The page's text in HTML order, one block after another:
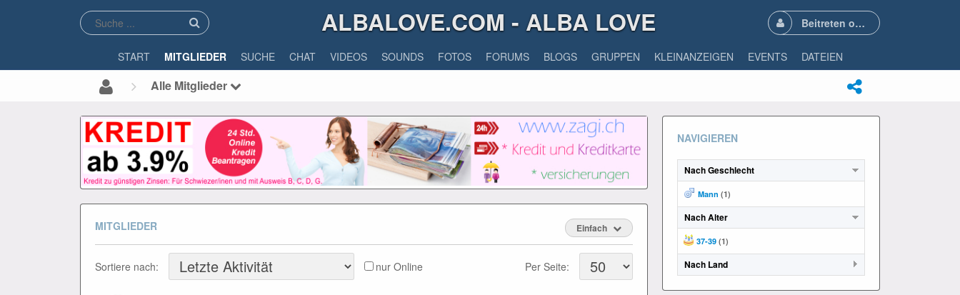
ALBALOVE.COM - ALBA LOVE Beitreten oder Anmelden
START MITGLIEDER SUCHE CHAT VIDEOS SOUNDS FOTOS FORUMS BLOGS GRUPPEN KLEINANZEIGEN EVENTS DATEIEN
Alle Mitglieder
MITGLIEDER Einfach
Sortiere nach: nur Online Per Seite:
NAVIGIEREN
Nach Geschlecht
Mann (1)
Nach Alter
37-39 (1)
Nach Land